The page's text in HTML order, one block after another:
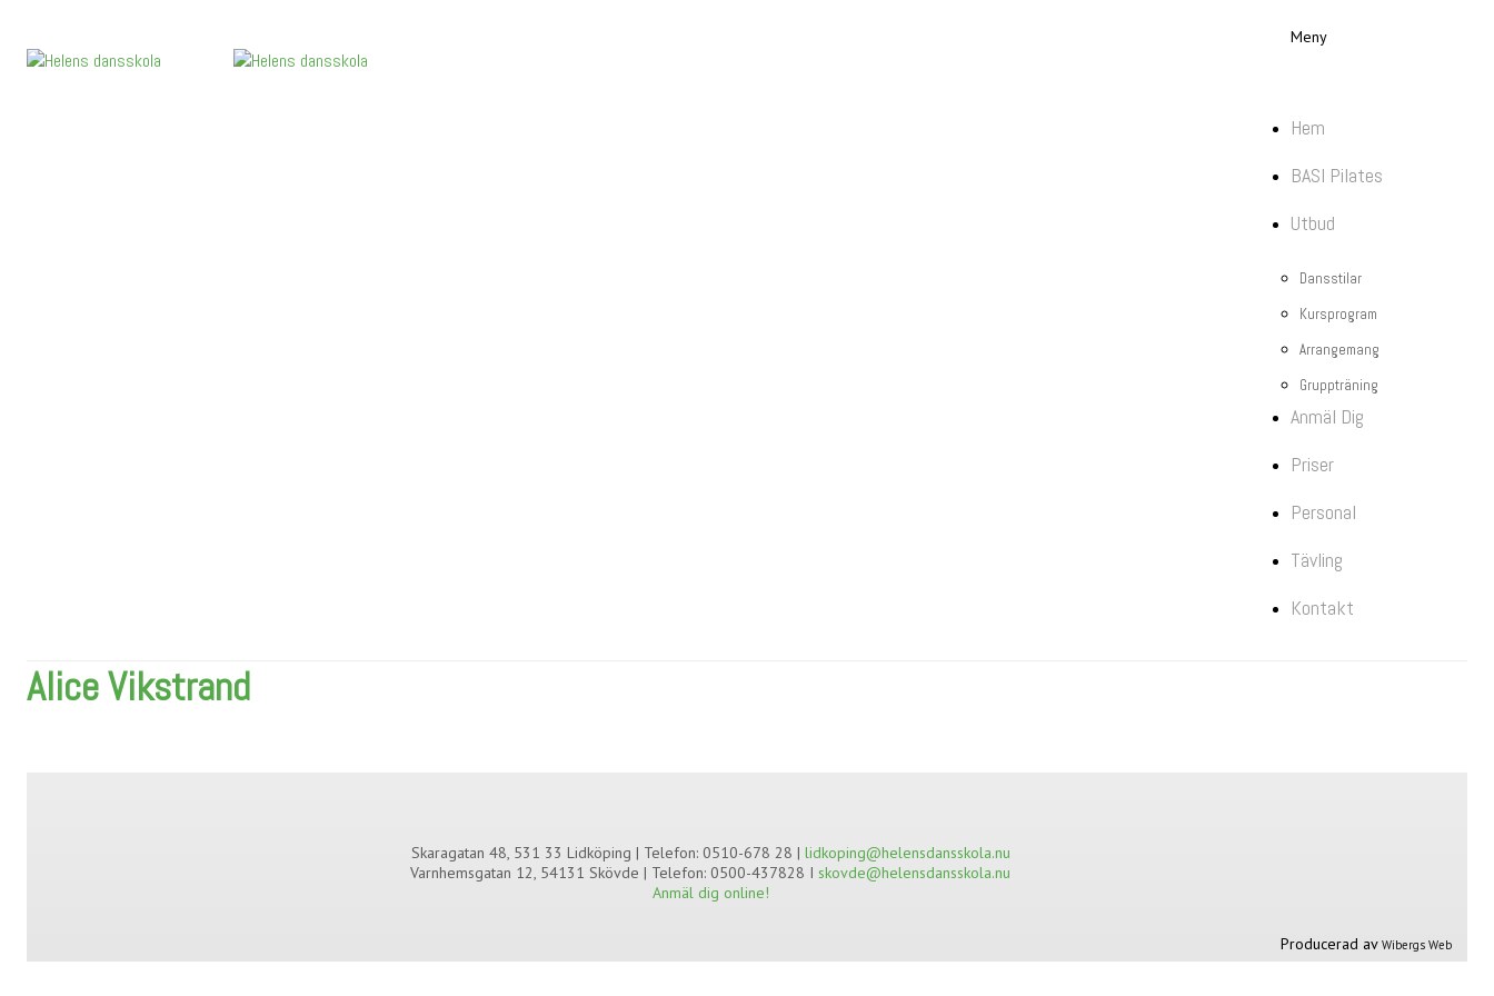
Meny
Hem
BASI Pilates
Utbud
Dansstilar
Kursprogram
Arrangemang
Gruppträning
Anmäl Dig
Priser
Personal
Tävling
Kontakt
Alice Vikstrand
Skaragatan 48, 531 33 Lidköping | Telefon: 0510-678 28 | lidkoping@helensdansskola.nu
Varnhemsgatan 12, 54131 Skövde | Telefon: 0500-437828 I skovde@helensdansskola.nu
Anmäl dig online!
Producerad av Wibergs Web